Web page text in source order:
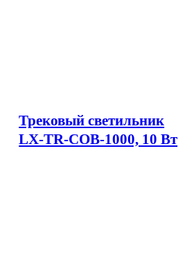
Трековый светильник
LX-TR-COB-1000, 10 Вт